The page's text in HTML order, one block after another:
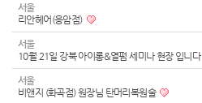
서울
리안헤어(응암점)
서울
10월 21일 강북 아이롱&열펌 세미나 현장 입니다
서울
비앤지 (화곡점) 원장님 탄머리복원술